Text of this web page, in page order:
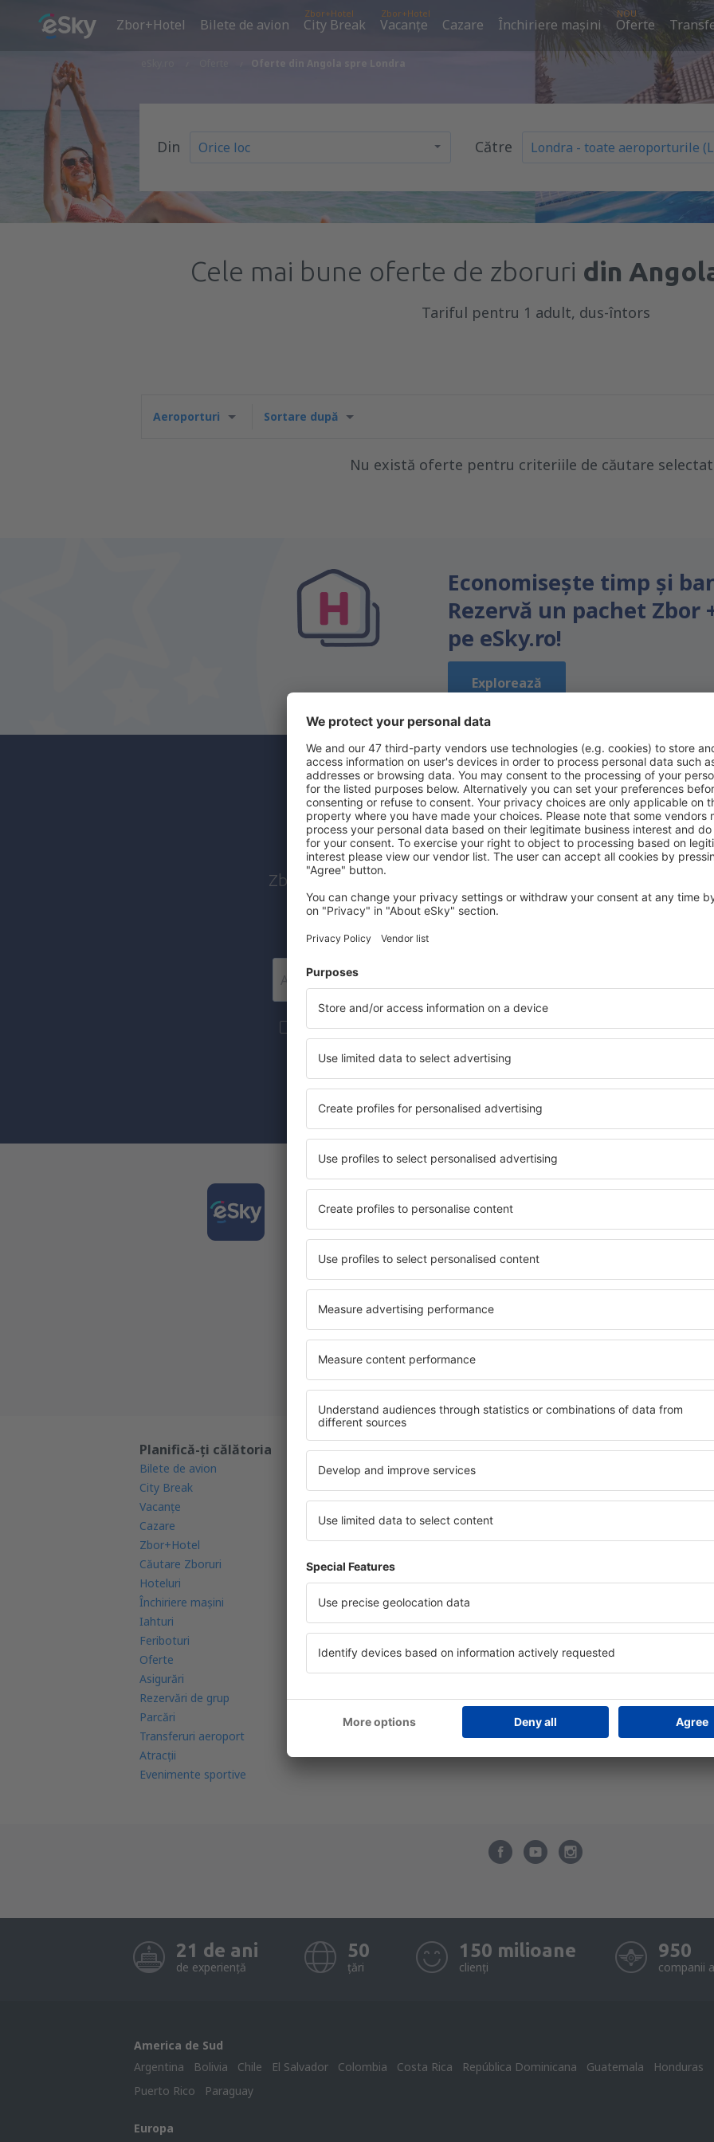
Zbor+Hotel Bilete de avion
Zbor+Hotel
City Break
Zbor+Hotel
Vacanţe Cazare Închiriere mașini
NOU
Oferte
Oferte din Angola spre Londra
Din Către
Cele mai bune oferte de zboruri din
Tariful pentru 1 adult, dus-întors
Aeroporturi Sortare după
Nu există oferte pentru criteriile de căutare
Economiseşte timp și
Rezervă un pachet Zbor
pe eSky.ro!
Explorează
Abonații la newsletter
mult cu mai puțin
Zboruri ieftine, city break-uri, vacanțe – profită de ofertele
tuturor.
Trimitem doar ce e mai bun, pe cuvânt de turişti!
Mai multe călătorii la prețuri avantajoase în newsletter-ul nostru. Sunt de acord
materiale informaționale (sub formă de newsletter) de la eSky.pl S.A. la adresa de e-mail
furnizat-o.
Prin bifarea căsuței de mai sus, furnizarea adresei de e-mail și apăsarea butonului
Descarcă aplicația noastră
și organizează-ţi convenabil
călătoriile
Cea mai bine evaluată aplicație din categoria călătoriilor
Noi oferte zilnice la îndemână
Toate rezervările tale într-un singur loc
Planifică-ți călătoria
Bilete de avion
City Break
Vacanţe
Cazare
Zbor+Hotel
Căutare Zboruri
Hoteluri
Închiriere mașini
Iahturi
Feriboturi
Oferte
Asigurări
Rezervări de grup
Parcări
Transferuri aeroport
Atracţii
Evenimente sportive
Află mai multe
Garanția prețului mic
Aplicație mobilă
Radar de zboruri
Companii aeriene
Companii aeriene naţionale
Recenzii companii aeriene
Aeroporturi
Recenzii aeroporturi
Calendar de prețuri
FAQ - Ghid de călătorie
Companii aeriene
Tarom
HiSky
Lufthansa
Pegasus
easyJet
21 de ani
de experiență
50
țări
150 milioane
clienți
950
companii
America de Sud
Argentina
Bolivia Chile El Salvador Colombia Costa Rica República Dominicana Guatemala Honduras
Puerto Rico
Paraguay
Europa